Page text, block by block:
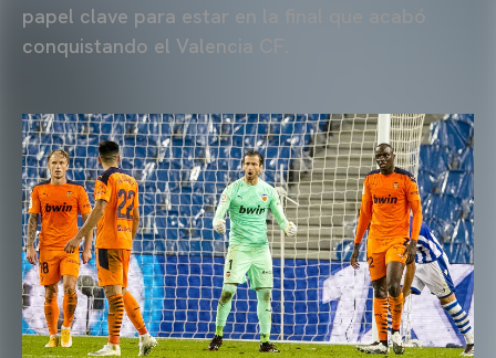
papel clave para estar en la final que acabó
conquistando el Valencia CF.